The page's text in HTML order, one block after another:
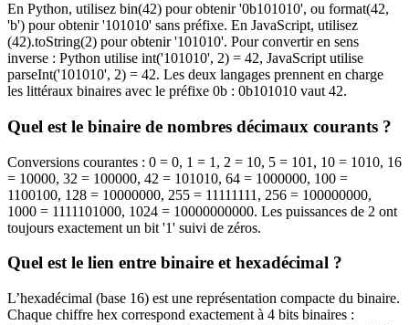
En Python, utilisez bin(42) pour obtenir '0b101010', ou format(42,
'b') pour obtenir '101010' sans préfixe. En JavaScript, utilisez
(42).toString(2) pour obtenir '101010'. Pour convertir en sens
inverse : Python utilise int('101010', 2) = 42, JavaScript utilise
parseInt('101010', 2) = 42. Les deux langages prennent en charge
les littéraux binaires avec le préfixe 0b : 0b101010 vaut 42.
Quel est le binaire de nombres décimaux courants ?
Conversions courantes : 0 = 0, 1 = 1, 2 = 10, 5 = 101, 10 = 1010, 16
= 10000, 32 = 100000, 42 = 101010, 64 = 1000000, 100 =
1100100, 128 = 10000000, 255 = 11111111, 256 = 100000000,
1000 = 1111101000, 1024 = 10000000000. Les puissances de 2 ont
toujours exactement un bit '1' suivi de zéros.
Quel est le lien entre binaire et hexadécimal ?
L’hexadécimal (base 16) est une représentation compacte du binaire.
Chaque chiffre hex correspond exactement à 4 bits binaires :